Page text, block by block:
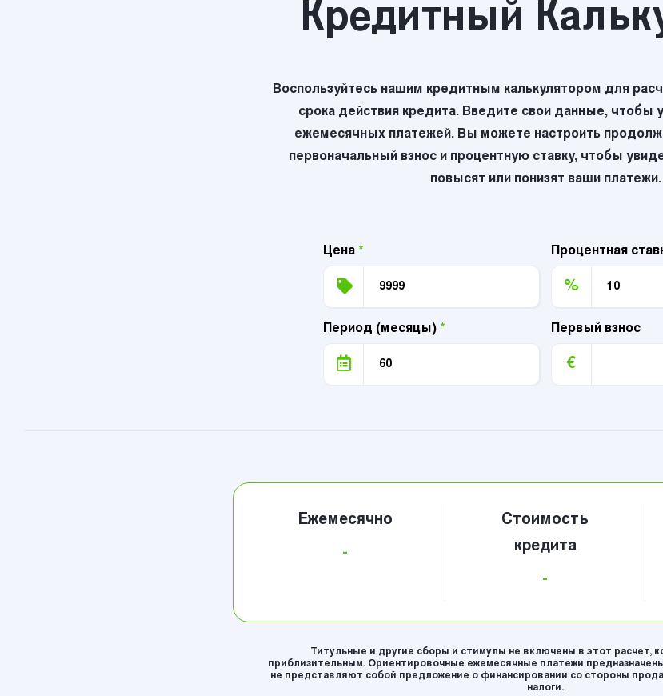
Кредитный
Воспользуйтесь нашим кредитным калькулятором для
срока действия кредита. Введите свои данные, чтобы
ежемесячных платежей. Вы можете настроить
первоначальный взнос и процентную ставку, чтобы
повысят или понизят ваши платежи.
Цена * Процентная
%
Период (месяцы) * Первый взнос
€
Ежемесячно
-
Стоимость
кредита
-
Титульные и другие сборы и стимулы не включены в этот расчет,
приблизительным. Ориентировочные ежемесячные платежи
не представляют собой предложение о финансировании со стороны
налоги.